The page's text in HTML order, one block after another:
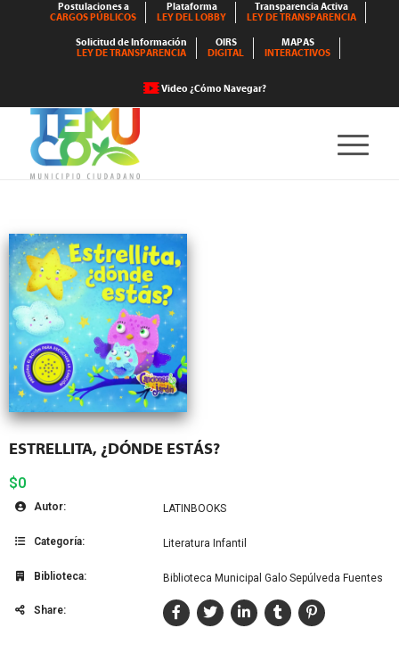
Postulaciones a
CARGOS PÚBLICOS
Plataforma
LEY DEL LOBBY
Transparencia Activa
LEY DE TRANSPARENCIA
Solicitud de Información
LEY DE TRANSPARENCIA
OIRS
DIGITAL
MAPAS
INTERACTIVOS
Video ¿Cómo Navegar?
ESTRELLITA, ¿DÓNDE ESTÁS?
$0
Autor: LATINBOOKS
Categoría: Literatura Infantil
Biblioteca: Biblioteca Municipal Galo Sepúlveda Fuentes
Share: